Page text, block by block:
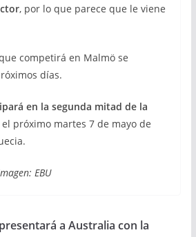
, por lo que parece que le viene
competirá en Malmö se
días.
en la segunda mitad de la
el próximo martes 7 de mayo de
EBU
a Australia con la